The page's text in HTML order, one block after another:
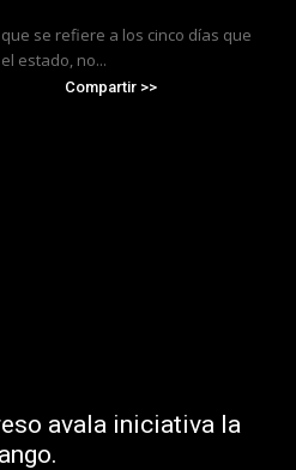
se refiere a los cinco días que
estado, no...
Compartir >>
avala iniciativa la